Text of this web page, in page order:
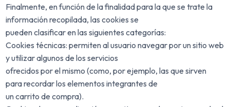
Finalmente, en función de la finalidad para la que se trate la
información recopilada, las cookies se
pueden clasificar en las siguientes categorías:
Cookies técnicas: permiten al usuario navegar por un sitio web
y utilizar algunos de los servicios
ofrecidos por el mismo (como, por ejemplo, las que sirven
para recordar los elementos integrantes de
un carrito de compra).